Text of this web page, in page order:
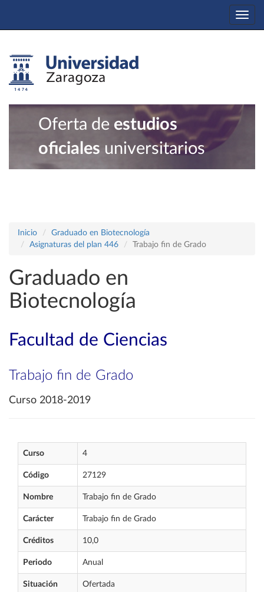
Oferta de estudios
oficiales universitarios
Inicio
Graduado en Biotecnología
Asignaturas del plan 446
Trabajo fin de Grado
Graduado en
Biotecnología
Facultad de Ciencias
Trabajo fin de Grado
Curso 2018-2019
Curso 4
Código 27129
Nombre Trabajo fin de Grado
Carácter Trabajo fin de Grado
Créditos 10,0
Periodo Anual
Situación Ofertada